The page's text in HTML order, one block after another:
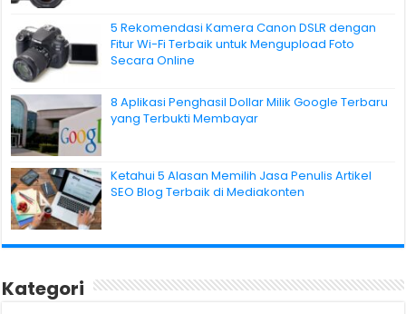
5 Rekomendasi Kamera Canon DSLR dengan
Fitur Wi-Fi Terbaik untuk Mengupload Foto
Secara Online
8 Aplikasi Penghasil Dollar Milik Google Terbaru
yang Terbukti Membayar
Ketahui 5 Alasan Memilih Jasa Penulis Artikel
SEO Blog Terbaik di Mediakonten
Kategori